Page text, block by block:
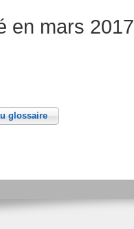
en mars 2017
glossaire